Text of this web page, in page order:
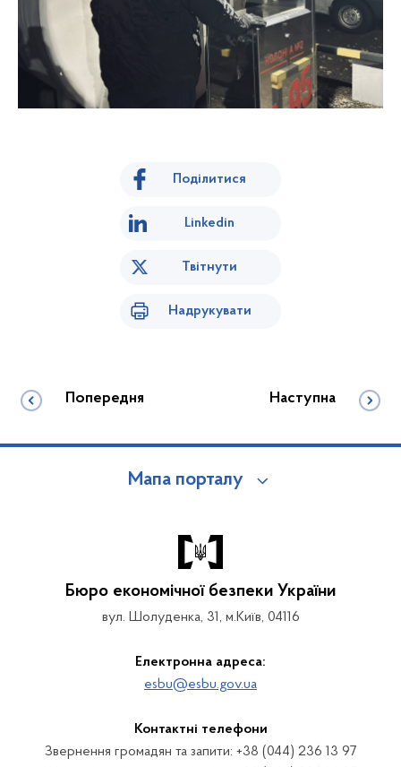
Поділитися
Linkedin
Твітнути
Надрукувати
Попередня Наступна
Мапа порталу
Бюро економічної безпеки України
вул. Шолуденка, 31, м.Київ, 04116
Електронна адреса:
esbu@esbu.gov.ua
Контактні телефони
Звернення громадян та запити: +38 (044) 236 13 97